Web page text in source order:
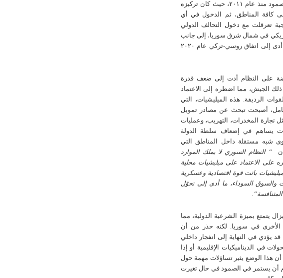
مشيرًا إلى أن النظام اعتمد على استراتيجية الصمود منذ عام ٢٠١١، حيث كان تركيزه
كافة المناطق، ثم الدخول في أي
تعرقلت مع دخول التحالف الدولي
في شمال شرق سوريا، إلى جانب
انتشار القوات التركية في الشمال الغربي، مما أدى إلى اتفاق روسي-تركي عام ٢٠٢٠
على النظام أدت إلى ضعف قدرة
الجيش، مما اضطره إلى الاعتماد
الرديفة. هذه الميليشيات، التي
أصبحت تبحث عن مصادر تمويل
تجارة المخدرات، التهريب، وعمليات
يساهم في إضعاف سلطة الدولة
شبه مستقلة داخل المناطق التي
“ النظام السوري لا يملك الموارد
على الاعتماد على ميليشيات محلية
باتت قوة اقتصادية وعسكرية
والسوق السوداء، ما أدى إلى تحوّل
“.
يتمتع بميزة الشرعية الدولية، مما
الأخرى في سوريا. لكنه حذر من أن
يؤدي في النهاية إلى انفجار داخلي
في الديناميكيات الإقليمية أو إذا
هذا الوضع يثير تساؤلات مهمة حول
أن يستمر في الصمود في حال تغيرت